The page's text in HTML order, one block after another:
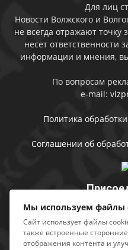
Для лиц
Новости Волжского и
не всегда отражают точку
несет ответственности
информации и мнения,
По вопросам
e-mail:
Политика
Соглашении об
Мы используем файлы
Сайт использует файлы
также встроенные
отображения контента и